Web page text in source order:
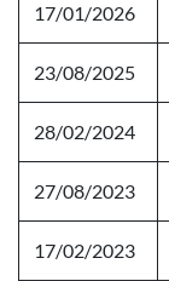
17/01/2026
23/08/2025
28/02/2024
27/08/2023
17/02/2023